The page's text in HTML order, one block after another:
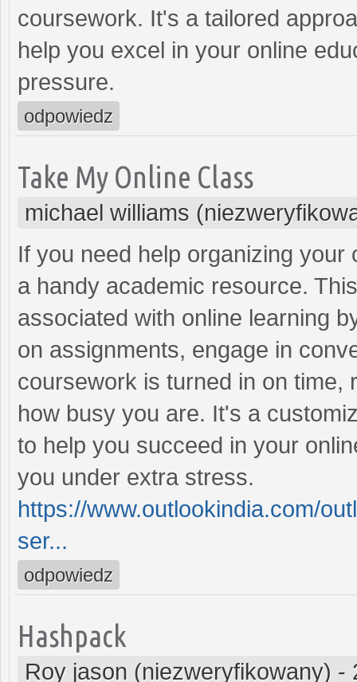
coursework. It's a tailored
help you excel in your online
pressure.
odpowiedz
Take My Online Class
michael williams
If you need help organizing
a handy academic resource.
associated with online learning
on assignments, engage in
coursework is turned in on time,
how busy you are. It's a
to help you succeed in your
you under extra stress.
https://www.outlookindia.com/
ser...
odpowiedz
Hashpack
Roy jason (niezweryfikowany) -